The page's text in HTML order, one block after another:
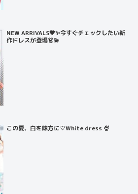
NEW ARRIVALS🖤✨今すぐチェックしたい新
作ドレスが登場👗💫
この夏、白を味方に♡White dress 🍨